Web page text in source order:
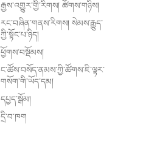
རྒྱས་འགྱུར་གྱི་རིགས། ཚོགས་གཉིས།
རང་བཞིན་གནས་རིགས། སེམས་རྒྱུད་
ཀྱི་སྟོང་པ་ཉིད།
ཕྱོགས་བསྡོམས།
ང་ཚོས་བསོད་ནམས་ཀྱི་ཚོགས་ཇི་ལྟར་
གསོག་གི་ཡོད་དམ།
དཔྱད་སྒོམ།
དྲི་བ་ཁག